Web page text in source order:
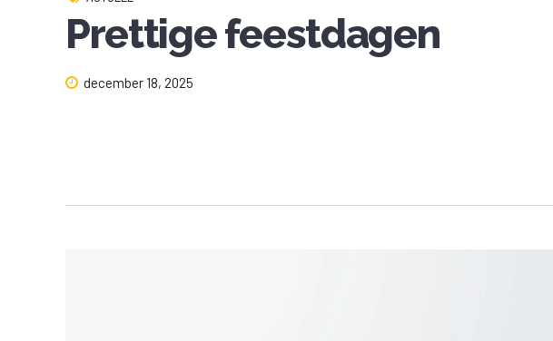
Prettige feestdagen
december 18, 2025